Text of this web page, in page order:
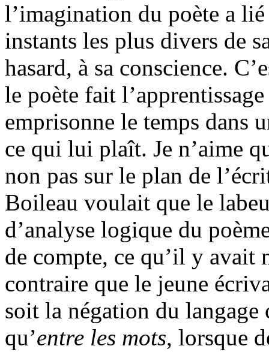
l’imagination du poète a
instants les plus divers de
hasard, à sa conscience.
le poète fait
emprisonne le temps dans
ce qui lui plaît. Je n’aime
non pas sur le plan de
Boileau voulait que le
d’analyse logique du
de compte, ce qu’il y avait
contraire que le jeune
soit la négation du langage
qu’entre les mots, lorsque